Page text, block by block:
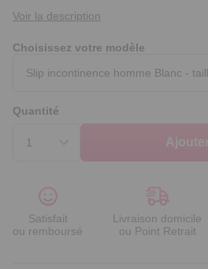
Voir la description
Choisissez votre modèle
Quantité
Satisfait
ou remboursé
Livraison domicile
ou Point Retrait